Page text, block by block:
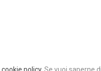
cookie policy. Se vuoi saperne